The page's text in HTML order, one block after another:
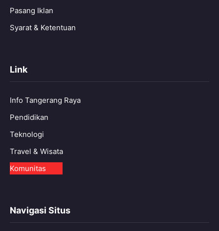
Pasang Iklan
Syarat & Ketentuan
Link
Info Tangerang Raya
Pendidikan
Teknologi
Travel & Wisata
Komunitas
Navigasi Situs